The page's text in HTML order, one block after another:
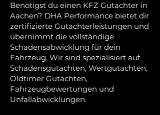
Benötigst du einen KFZ Gutachter in
Aachen? DHA Performance bietet dir
zertifizierte Gutachterleistungen und
übernimmt die vollständige
Schadensabwicklung für dein
Fahrzeug. Wir sind spezialisiert auf
Schadensgutachten, Wertgutachten,
Oldtimer Gutachten,
Fahrzeugbewertungen und
Unfallabwicklungen.